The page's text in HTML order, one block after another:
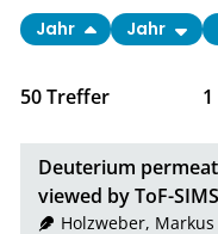
50Treffer 1
Jahr Jahr
Deuterium
viewed by ToF-
Holzweber, Markus